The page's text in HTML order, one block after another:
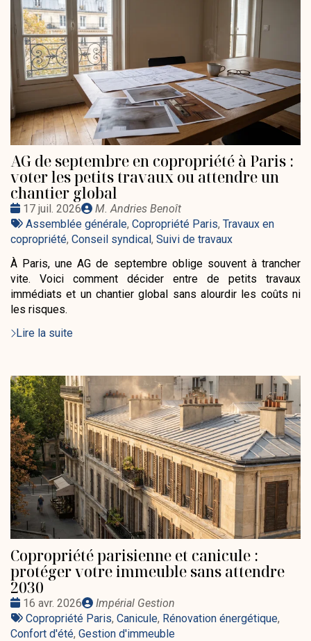
AG de septembre en copropriété à Paris :
voter les petits travaux ou attendre un
chantier global
Date
:
17 juil. 2026
Publié
par
M. Andries Benoît
Tags
:
Assemblée générale, Copropriété Paris, Travaux en
copropriété, Conseil syndical, Suivi de travaux
À Paris, une AG de septembre oblige souvent à trancher
vite. Voici comment décider entre de petits travaux
immédiats et un chantier global sans alourdir les coûts ni
les risques.
Lire la suite
Copropriété parisienne et canicule :
protéger votre immeuble sans attendre
2030
Date
:
16 avr. 2026
Publié
par
Impérial Gestion
Tags
:
Copropriété Paris, Canicule, Rénovation énergétique,
Confort d'été, Gestion d'immeuble